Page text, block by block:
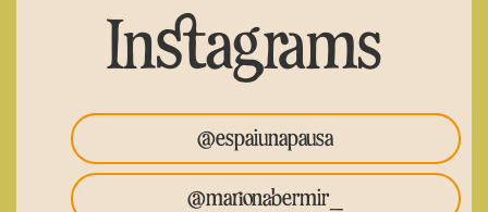
Instagrams
@espaiunapausa
@marionabermir_